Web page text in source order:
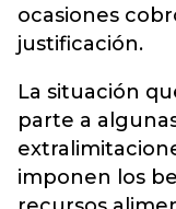
ocasiones
justificación.
La situación
parte a
imponen los